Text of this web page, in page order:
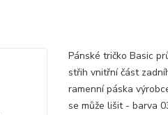
Pánské tričko Basic
střih vnitřní část
ramenní páska
se může lišit - barva